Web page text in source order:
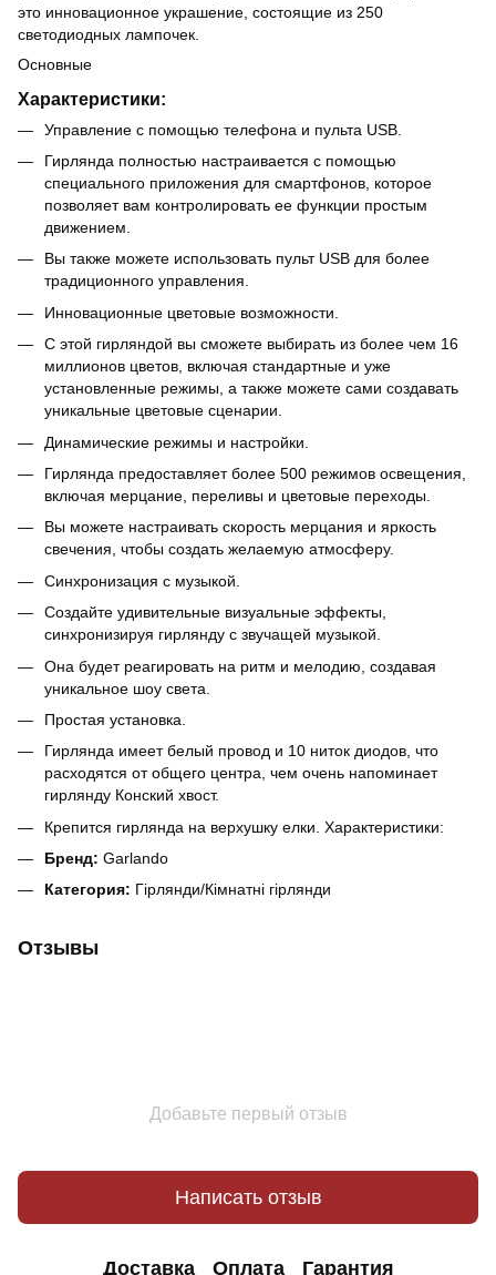
это инновационное украшение, состоящие из 250
светодиодных лампочек.
Основные
Характеристики:
Управление с помощью телефона и пульта USB.
Гирлянда полностью настраивается с помощью
специального приложения для смартфонов, которое
позволяет вам контролировать ее функции простым
движением.
Вы также можете использовать пульт USB для более
традиционного управления.
Инновационные цветовые возможности.
С этой гирляндой вы сможете выбирать из более чем 16
миллионов цветов, включая стандартные и уже
установленные режимы, а также можете сами создавать
уникальные цветовые сценарии.
Динамические режимы и настройки.
Гирлянда предоставляет более 500 режимов освещения,
включая мерцание, переливы и цветовые переходы.
Вы можете настраивать скорость мерцания и яркость
свечения, чтобы создать желаемую атмосферу.
Синхронизация с музыкой.
Создайте удивительные визуальные эффекты,
синхронизируя гирлянду с звучащей музыкой.
Она будет реагировать на ритм и мелодию, создавая
уникальное шоу света.
Простая установка.
Гирлянда имеет белый провод и 10 ниток диодов, что
расходятся от общего центра, чем очень напоминает
гирлянду Конский хвост.
Крепится гирлянда на верхушку елки. Характеристики:
Бренд: Garlando
Категория: Гірлянди/Кімнатні гірлянди
Отзывы
Добавьте первый отзыв
Написать отзыв
Доставка Оплата Гарантия